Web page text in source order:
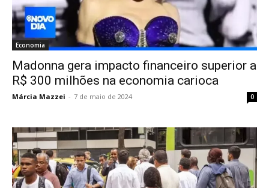
Economia
Madonna gera impacto financeiro superior a
R$ 300 milhões na economia carioca
Márcia Mazzei - 7 de maio de 2024 0